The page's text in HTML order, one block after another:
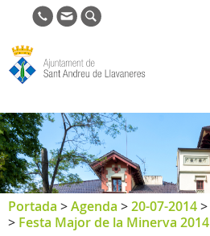
de Sant
Andreu de
Llavaneres
Portada >Agenda >20-07-2014>
> Festa Major de la Minerva 2014